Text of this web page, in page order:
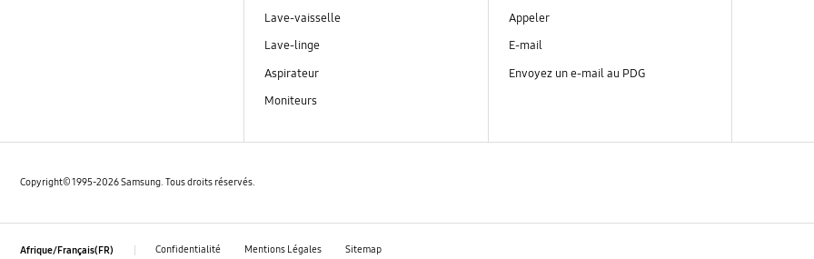
Lave-vaisselle
Lave-linge
Aspirateur
Moniteurs
Appeler
E-mail
Envoyez un e-mail au PDG
Copyright© 1995-2026 Samsung. Tous droits réservés.
Afrique/Français(FR) Confidentialité Mentions Légales Sitemap